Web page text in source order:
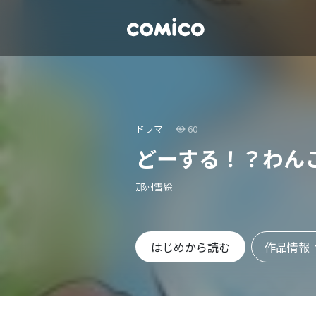
ドラマ 60
どーする！？わん
那州雪絵
はじめから読む 作品情報